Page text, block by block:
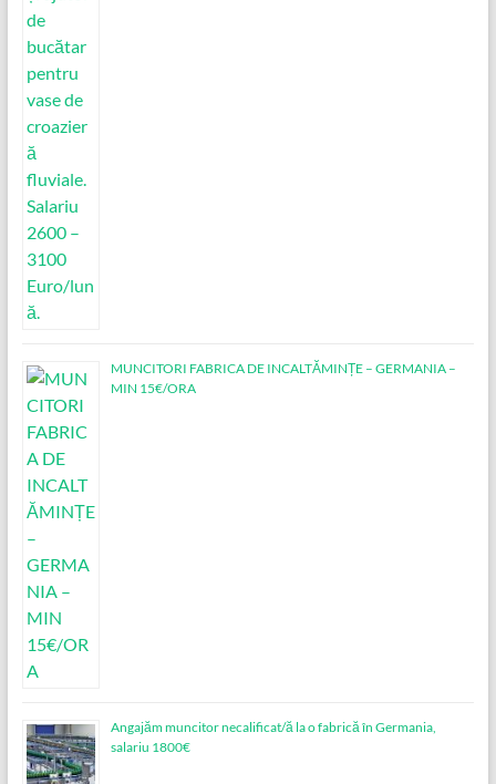
MUNCITORI FABRICA DE INCALTĂMINȚE – GERMANIA –
MIN 15€/ORA
Angajăm muncitor necalificat/ă la o fabrică în Germania,
salariu 1800€